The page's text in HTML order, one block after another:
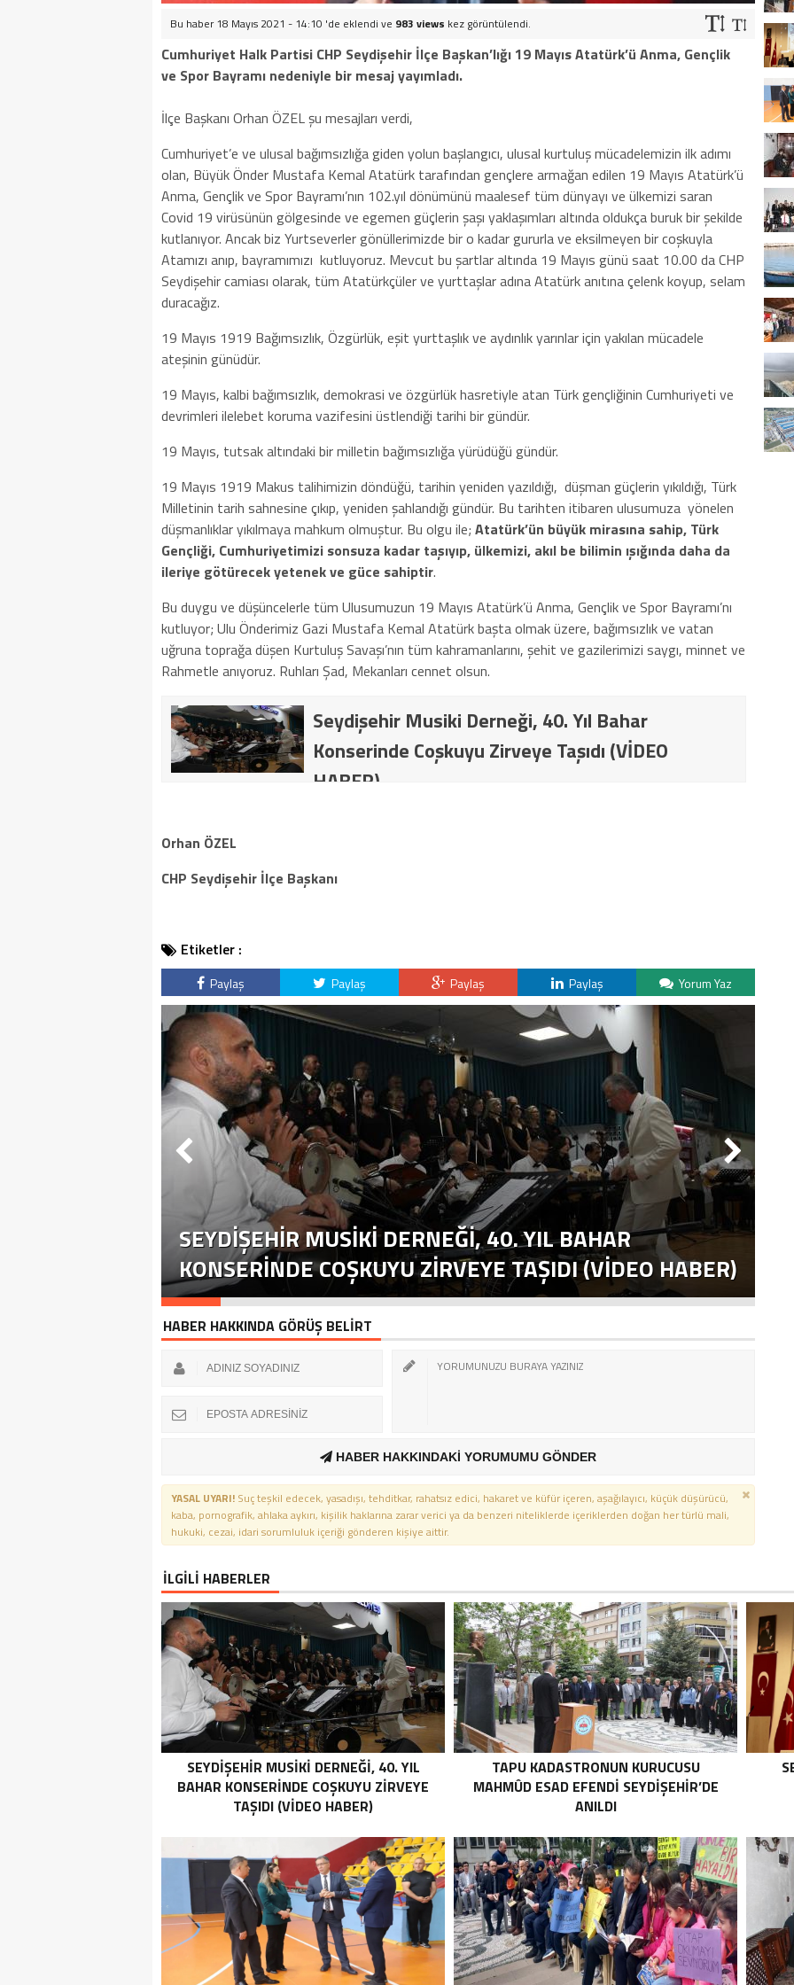
Bu haber 18 Mayıs 2021 - 14:10 'de eklendi ve 983 views kez görüntülendi.
Cumhuriyet Halk Partisi CHP Seydişehir İlçe Başkan’lığı 19 Mayıs Atatürk’ü Anma, Gençlik
ve Spor Bayramı nedeniyle bir mesaj yayımladı.
İlçe Başkanı Orhan ÖZEL şu mesajları verdi,
Cumhuriyet’e ve ulusal bağımsızlığa giden yolun başlangıcı, ulusal kurtuluş mücadelemizin ilk adımı
olan, Büyük Önder Mustafa Kemal Atatürk tarafından gençlere armağan edilen 19 Mayıs Atatürk’ü
Anma, Gençlik ve Spor Bayramı’nın 102.yıl dönümünü maalesef tüm dünyayı ve ülkemizi saran
Covid 19 virüsünün gölgesinde ve egemen güçlerin şaşı yaklaşımları altında oldukça buruk bir şekilde
kutlanıyor. Ancak biz Yurtseverler gönüllerimizde bir o kadar gururla ve eksilmeyen bir coşkuyla
Atamızı anıp, bayramımızı kutluyoruz. Mevcut bu şartlar altında 19 Mayıs günü saat 10.00 da CHP
Seydişehir camiası olarak, tüm Atatürkçüler ve yurttaşlar adına Atatürk anıtına çelenk koyup, selam
duracağız.
19 Mayıs 1919 Bağımsızlık, Özgürlük, eşit yurttaşlık ve aydınlık yarınlar için yakılan mücadele
ateşinin günüdür.
19 Mayıs, kalbi bağımsızlık, demokrasi ve özgürlük hasretiyle atan Türk gençliğinin Cumhuriyeti ve
devrimleri ilelebet koruma vazifesini üstlendiği tarihi bir gündür.
19 Mayıs, tutsak altındaki bir milletin bağımsızlığa yürüdüğü gündür.
19 Mayıs 1919 Makus talihimizin döndüğü, tarihin yeniden yazıldığı, düşman güçlerin yıkıldığı, Türk
Milletinin tarih sahnesine çıkıp, yeniden şahlandığı gündür. Bu tarihten itibaren ulusumuza yönelen
düşmanlıklar yıkılmaya mahkum olmuştur. Bu olgu ile; Atatürk’ün büyük mirasına sahip, Türk
Gençliği, Cumhuriyetimizi sonsuza kadar taşıyıp, ülkemizi, akıl be bilimin ışığında daha da
ileriye götürecek yetenek ve güce sahiptir.
Bu duygu ve düşüncelerle tüm Ulusumuzun 19 Mayıs Atatürk’ü Anma, Gençlik ve Spor Bayramı’nı
kutluyor; Ulu Önderimiz Gazi Mustafa Kemal Atatürk başta olmak üzere, bağımsızlık ve vatan
uğruna toprağa düşen Kurtuluş Savaşı’nın tüm kahramanlarını, şehit ve gazilerimizi saygı, minnet ve
Rahmetle anıyoruz. Ruhları Şad, Mekanları cennet olsun.
Seydişehir Musiki Derneği, 40. Yıl Bahar
Konserinde Coşkuyu Zirveye Taşıdı (VİDEO
HABER)
Orhan ÖZEL
CHP Seydişehir İlçe Başkanı
Etiketler :
Paylaş Paylaş Paylaş Paylaş Yorum Yaz
SEYDIŞEHIR MUSIKI DERNEĞI, 40. YIL BAHAR
KONSERINDE COŞKUYU ZIRVEYE TAŞIDI (VİDEO HABER)
HABER HAKKINDA GÖRÜŞ BELİRT
HABER HAKKINDAKİ YORUMUMU GÖNDER
YASAL UYARI! Suç teşkil edecek, yasadışı, tehditkar, rahatsız edici, hakaret ve küfür içeren, aşağılayıcı, küçük düşürücü,
kaba, pornografik, ahlaka aykırı, kişilik haklarına zarar verici ya da benzeri niteliklerde içeriklerden doğan her türlü mali,
hukuki, cezai, idari sorumluluk içeriği gönderen kişiye aittir.
İLGİLİ HABERLER
SEYDIŞEHIR MUSIKI DERNEĞI, 40. YIL
BAHAR KONSERINDE COŞKUYU ZIRVEYE
TAŞIDI (VİDEO HABER)
TAPU KADASTRONUN KURUCUSU
MAHMÛD ESAD EFENDI SEYDIŞEHIR’DE
ANILDI